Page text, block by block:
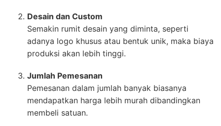
Desain dan Custom
Semakin rumit desain yang diminta, seperti
adanya logo khusus atau bentuk unik, maka biaya
produksi akan lebih tinggi.
Jumlah Pemesanan
Pemesanan dalam jumlah banyak biasanya
mendapatkan harga lebih murah dibandingkan
membeli satuan.